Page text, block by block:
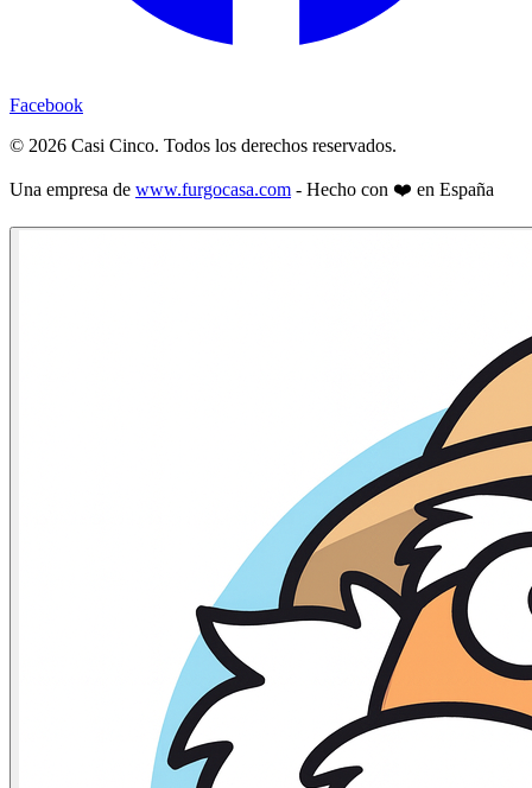
Facebook
© 2026 Casi Cinco. Todos los derechos reservados.
Una empresa de www.furgocasa.com - Hecho con ❤️ en España